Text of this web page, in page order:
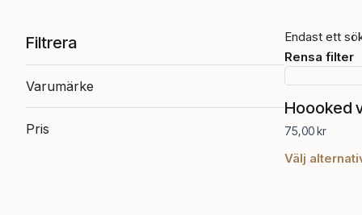
Filtrera
Varumärke
Pris
Endast ett
Rensa filter
Hoooked
75,00kr
Välj